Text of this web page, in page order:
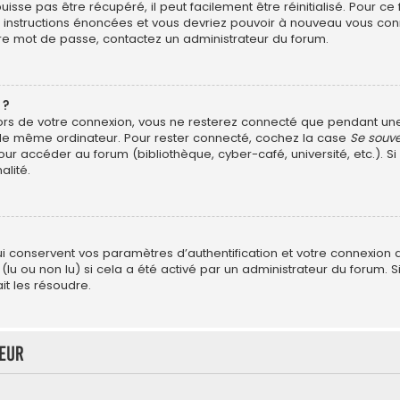
pas être récupéré, il peut facilement être réinitialisé. Pour
instructions énoncées et vous devriez pouvoir à nouveau vous
mot de passe, contactez un administrateur du forum.
de votre connexion, vous ne resterez connecté que pendant
même ordinateur. Pour rester connecté, cochez la case Se
accéder au forum (bibliothèque, cyber-café, université, etc.).
vos paramètres d’authentification et votre connexion
ou non lu) si cela a été activé par un administrateur du forum.
les résoudre.